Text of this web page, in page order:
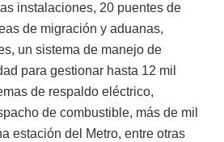
instalaciones, 20 puentes de
de migración y aduanas,
un sistema de manejo de
para gestionar hasta 12 mil
de respaldo eléctrico,
de combustible, más de mil
estación del Metro, entre otras